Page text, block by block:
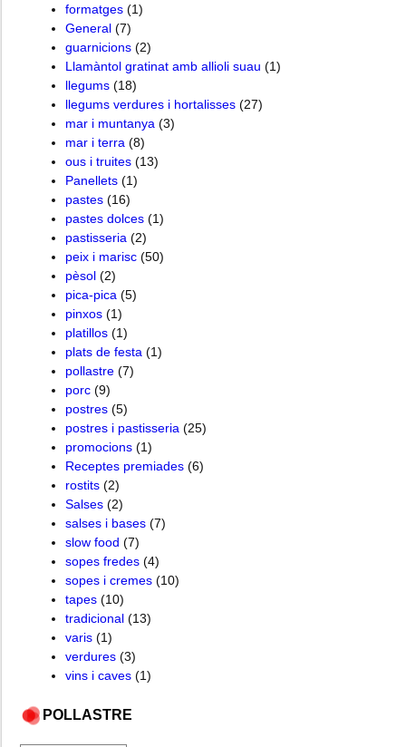
formatges (1)
General (7)
guarnicions (2)
Llamàntol gratinat amb allioli suau (1)
llegums (18)
llegums verdures i hortalisses (27)
mar i muntanya (3)
mar i terra (8)
ous i truites (13)
Panellets (1)
pastes (16)
pastes dolces (1)
pastisseria (2)
peix i marisc (50)
pèsol (2)
pica-pica (5)
pinxos (1)
platillos (1)
plats de festa (1)
pollastre (7)
porc (9)
postres (5)
postres i pastisseria (25)
promocions (1)
Receptes premiades (6)
rostits (2)
Salses (2)
salses i bases (7)
slow food (7)
sopes fredes (4)
sopes i cremes (10)
tapes (10)
tradicional (13)
varis (1)
verdures (3)
vins i caves (1)
POLLASTRE